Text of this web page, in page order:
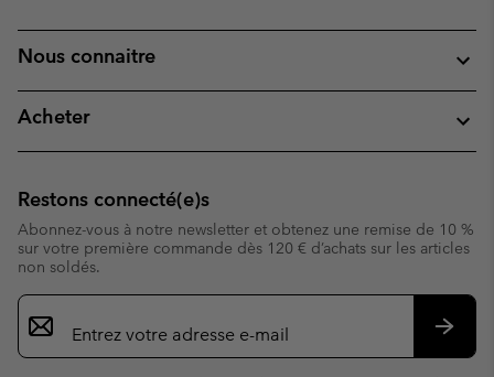
Nous connaitre
Acheter
Restons connecté(e)s
Abonnez-vous à notre newsletter et obtenez une remise de 10 %
sur votre première commande dès 120 € d’achats sur les articles
non soldés.
Inscription
par
e-